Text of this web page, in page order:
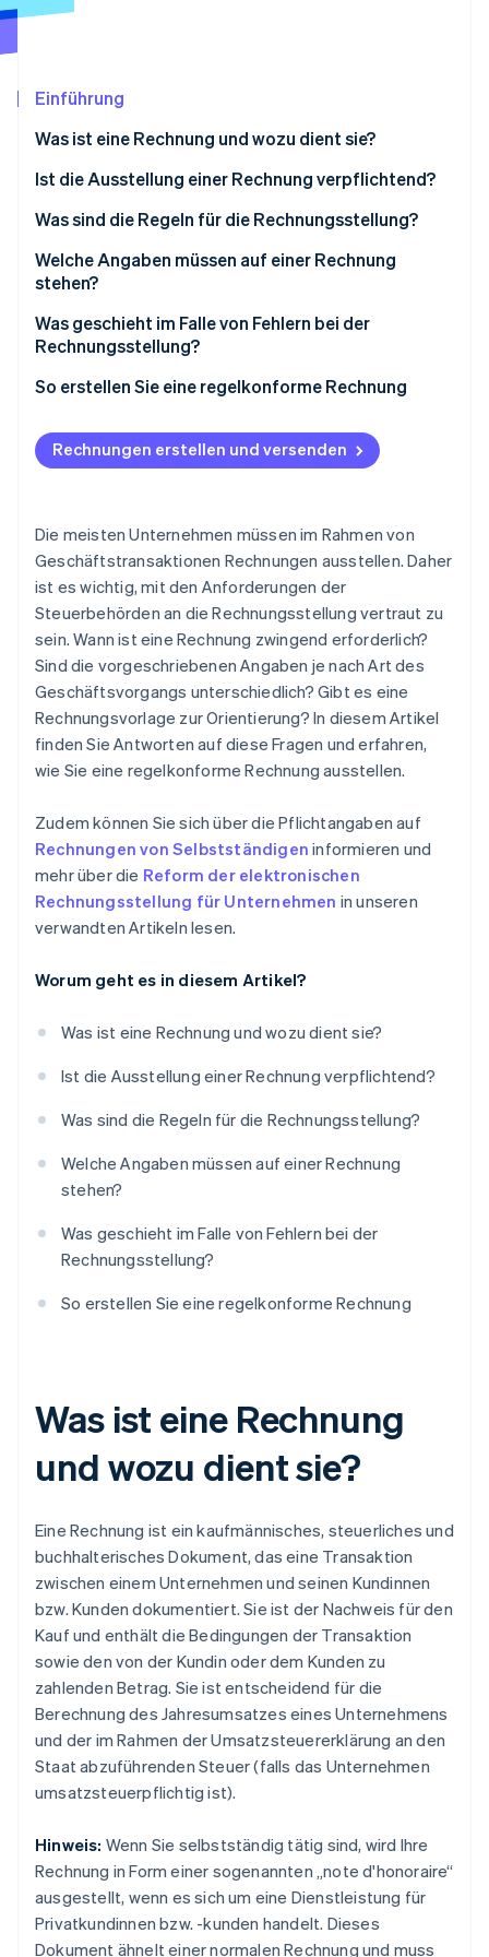
Climate
CO₂-Entnahme
Erfahren Sie, wie Stripe Lösungen für die
Einführung
Was ist eine Rechnung und wozu dient sie?
Ist die Ausstellung einer Rechnung verpflichtend?
Was sind die Regeln für die Rechnungsstellung?
Welche Angaben müssen auf einer Rechnung
stehen?
Weitere verpflichtende Angaben
Was geschieht im Falle von Fehlern bei der
Rechnungsstellung?
So erstellen Sie eine regelkonforme Rechnung
Rechnungen erstellen und versenden
Die meisten Unternehmen müssen im Rahmen von
Geschäftstransaktionen Rechnungen ausstellen. Daher
ist es wichtig, mit den Anforderungen der
Steuerbehörden an die Rechnungsstellung vertraut zu
sein. Wann ist eine Rechnung zwingend erforderlich?
Sind die vorgeschriebenen Angaben je nach Art des
Geschäftsvorgangs unterschiedlich? Gibt es eine
Rechnungsvorlage zur Orientierung? In diesem Artikel
finden Sie Antworten auf diese Fragen und erfahren,
wie Sie eine regelkonforme Rechnung ausstellen.
Zudem können Sie sich über die Pflichtangaben auf
Rechnungen von Selbstständigen informieren und
mehr über die Reform der elektronischen
Rechnungsstellung für Unternehmen in unseren
verwandten Artikeln lesen.
Worum geht es in diesem Artikel?
Was ist eine Rechnung und wozu dient sie?
Ist die Ausstellung einer Rechnung verpflichtend?
Was sind die Regeln für die Rechnungsstellung?
Welche Angaben müssen auf einer Rechnung
stehen?
Was geschieht im Falle von Fehlern bei der
Rechnungsstellung?
So erstellen Sie eine regelkonforme Rechnung
Was ist eine Rechnung
und wozu dient sie?
Eine Rechnung ist ein kaufmännisches, steuerliches und
buchhalterisches Dokument, das eine Transaktion
zwischen einem Unternehmen und seinen Kundinnen
bzw. Kunden dokumentiert. Sie ist der Nachweis für den
Kauf und enthält die Bedingungen der Transaktion
sowie den von der Kundin oder dem Kunden zu
zahlenden Betrag. Sie ist entscheidend für die
Berechnung des Jahresumsatzes eines Unternehmens
und der im Rahmen der Umsatzsteuererklärung an den
Staat abzuführenden Steuer (falls das Unternehmen
umsatzsteuerpflichtig ist).
Hinweis: Wenn Sie selbstständig tätig sind, wird Ihre
Rechnung in Form einer sogenannten „note d'honoraire“
ausgestellt, wenn es sich um eine Dienstleistung für
Privatkundinnen bzw. -kunden handelt. Dieses
Dokument ähnelt einer normalen Rechnung und muss